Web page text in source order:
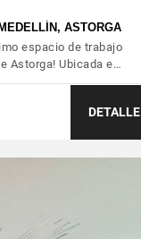
ASTORGA
espacio de trabajo
Astorga! Ubicada e…
DETALLE